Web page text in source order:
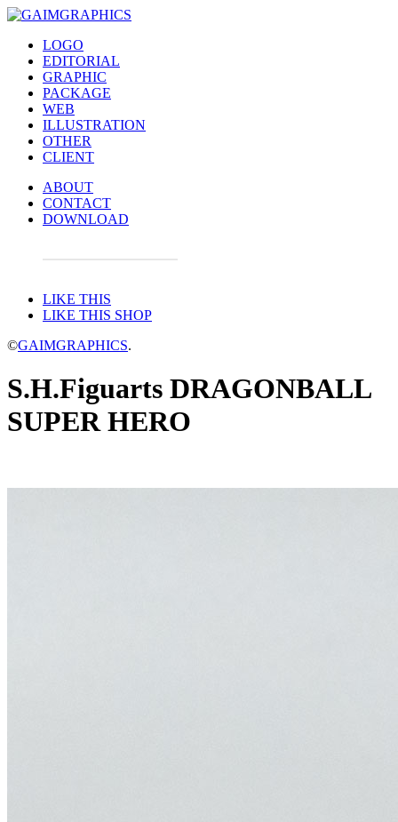
LOGO
EDITORIAL
GRAPHIC
PACKAGE
WEB
ILLUSTRATION
OTHER
CLIENT
ABOUT
CONTACT
DOWNLOAD
LIKE THIS
LIKE THIS SHOP
©GAIMGRAPHICS.
S.H.Figuarts DRAGONBALL
SUPER HERO